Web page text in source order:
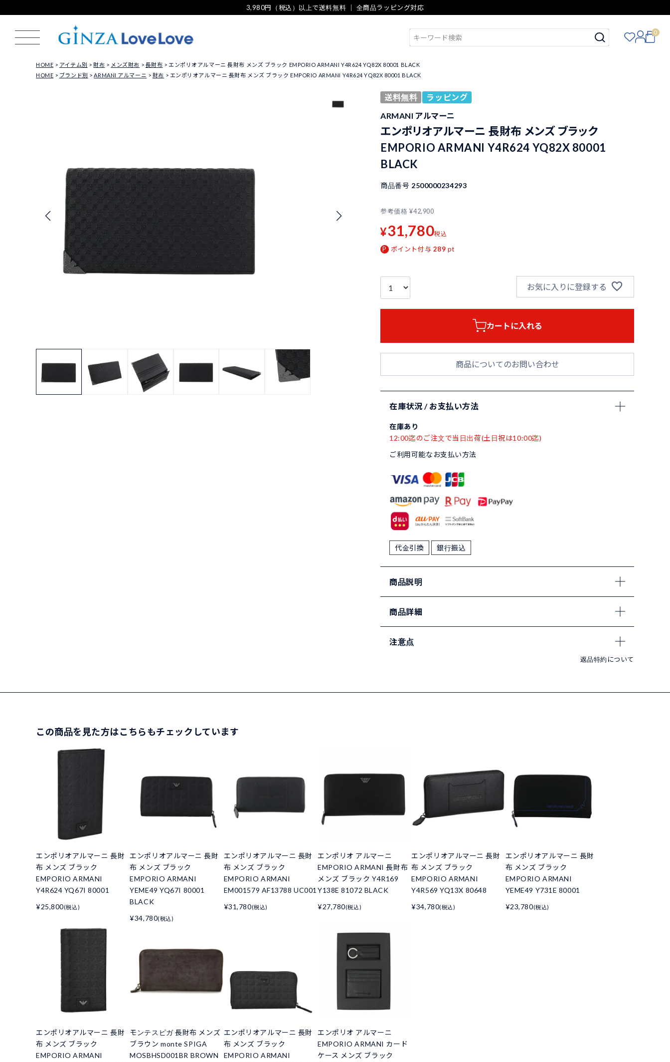
3,980円（税込）以上で送料無料 ｜ 全商品ラッピング対応
0
HOME アイテム別 財布 メンズ財布 長財布
エンポリオアルマーニ 長財布 メンズ ブラック EMPORIO ARMANI Y4R624 YQ82X 80001 BLACK
HOME
ブランド別 ARMANI アルマーニ 財布 エンポリオアルマーニ 長財布 メンズ ブラック EMPORIO ARMANI Y4R624 YQ82X 80001 BLACK
送料無料
ラッピング
ARMANI アルマーニ
エンポリオアルマーニ 長財布 メンズ ブラック
EMPORIO ARMANI Y4R624 YQ82X 80001
BLACK
商品番号 2500000234293
参考価格 ¥42,900
¥31,780税込
ポイント付与 289 pt
お気に入りに登録する
カートに入れる
商品についてのお問い合わせ
在庫状況 / お支払い方法
在庫あり
12:00迄のご注文で当日出荷(土日祝は10:00迄)
ご利用可能なお支払い方法
代金引換 銀行振込
商品説明
商品詳細
注意点
返品特約について
この商品を見た方はこちらもチェックしています
エンポリオアルマーニ 長財
布 メンズ ブラック
EMPORIO ARMANI
Y4R624 YQ67I 80001
¥25,800(税込)
エンポリオアルマーニ 長財
布 メンズ ブラック
EMPORIO ARMANI
YEME49 YQ67I 80001
BLACK
¥34,780(税込)
エンポリオアルマーニ 長財
布 メンズ ブラック
EMPORIO ARMANI
EM001579 AF13788 UC001
¥31,780(税込)
エンポリオ アルマーニ
EMPORIO ARMANI 長財布
メンズ ブラック Y4R169
Y138E 81072 BLACK
¥27,780(税込)
エンポリオアルマーニ 長財
布 メンズ ブラック
EMPORIO ARMANI
Y4R569 YQ13X 80648
¥34,780(税込)
エンポリオアルマーニ 長財
布 メンズ ブラック
EMPORIO ARMANI
YEME49 Y731E 80001
¥23,780(税込)
エンポリオアルマーニ 長財
布 メンズ ブラック
EMPORIO ARMANI
モンテスピガ 長財布 メンズ
ブラウン monte SPIGA
MOSBHSD001BR BROWN
エンポリオアルマーニ 長財
布 メンズ ブラック
EMPORIO ARMANI
エンポリオ アルマーニ
EMPORIO ARMANI カード
ケース メンズ ブラック